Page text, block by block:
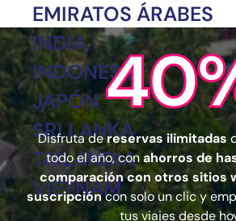
EMIRATOS ÁRABES
INDIA
INDONESIA
JAPÓN
SRI LANKA
TAILANDIA
VIETNAM
Disfruta dereservas ilimitadas
todo el año, conahorros de
comparación con otros sitios
suscripcióncon solo un clic y
tus viajes desde